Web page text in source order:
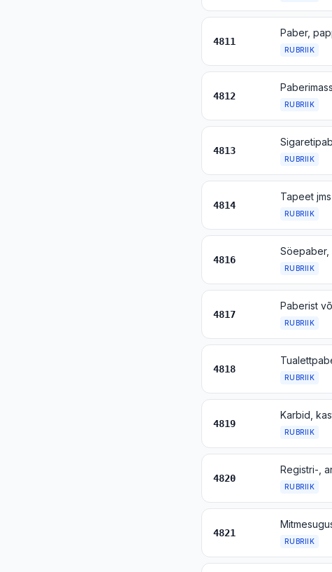
4811
RUBRIIK
4812
RUBRIIK
4813
RUBRIIK
4814
Tapeet
RUBRIIK
4816
RUBRIIK
4817
RUBRIIK
4818
RUBRIIK
4819
RUBRIIK
4820
RUBRIIK
4821
RUBRIIK